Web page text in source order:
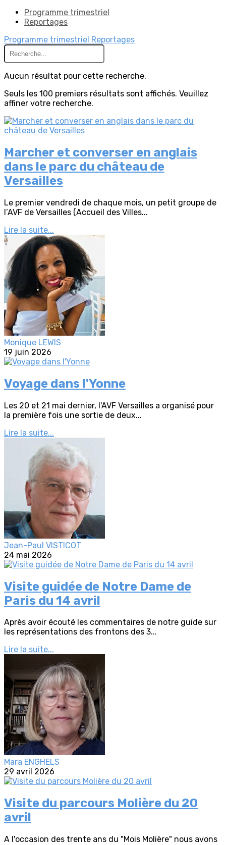
Programme trimestriel
Reportages
Programme trimestriel Reportages
Aucun résultat pour cette recherche.
Seuls les 100 premiers résultats sont affichés. Veuillez
affiner votre recherche.
Marcher et converser en anglais
dans le parc du château de
Versailles
Le premier vendredi de chaque mois, un petit groupe de
l’AVF de Versailles (Accueil des Villes...
Lire la suite...
Monique LEWIS
19 juin 2026
Voyage dans l'Yonne
Les 20 et 21 mai dernier, l'AVF Versailles a organisé pour
la première fois une sortie de deux...
Lire la suite...
Jean-Paul VISTICOT
24 mai 2026
Visite guidée de Notre Dame de
Paris du 14 avril
Après avoir écouté les commentaires de notre guide sur
les représentations des frontons des 3...
Lire la suite...
Mara ENGHELS
29 avril 2026
Visite du parcours Molière du 20
avril
A l'occasion des trente ans du "Mois Molière" nous avons